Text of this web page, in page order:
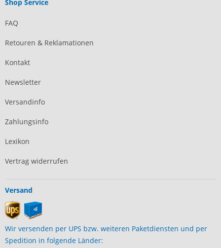
Shop Service
FAQ
Retouren & Reklamationen
Kontakt
Newsletter
Versandinfo
Zahlungsinfo
Lexikon
Vertrag widerrufen
Versand
Wir versenden per UPS bzw. weiteren Paketdiensten und per
Spedition in folgende Länder: